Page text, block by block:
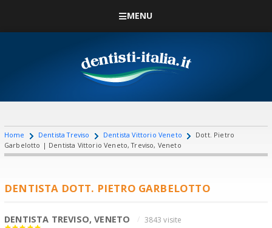
MENU
Home Dentista Treviso Dentista Vittorio Veneto
Dott. Pietro
Garbelotto | Dentista Vittorio Veneto, Treviso, Veneto
DENTISTA DOTT. PIETRO GARBELOTTO
DENTISTA TREVISO, VENETO 3843 visite